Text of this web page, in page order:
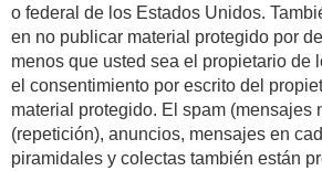
o federal de los Estados Unidos.
en no publicar material protegido por
menos que usted sea el propietario de
el consentimiento por escrito del
material protegido. El spam (mensajes
(repetición), anuncios, mensajes en
piramidales y colectas también están